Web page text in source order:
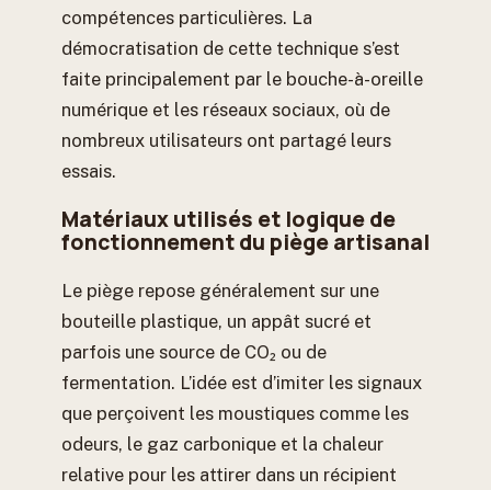
compétences particulières. La
démocratisation de cette technique s’est
faite principalement par le bouche-à-oreille
numérique et les réseaux sociaux, où de
nombreux utilisateurs ont partagé leurs
essais.
Matériaux utilisés et logique de
fonctionnement du piège artisanal
Le piège repose généralement sur une
bouteille plastique, un appât sucré et
parfois une source de CO₂ ou de
fermentation. L’idée est d’imiter les signaux
que perçoivent les moustiques comme les
odeurs, le gaz carbonique et la chaleur
relative pour les attirer dans un récipient